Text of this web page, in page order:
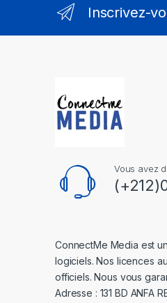
Inscrivez-
Vous avez
ConnectMe Media est
logiciels. Nos licences
officiels. Nous vous
Adresse : 131 BD ANFA